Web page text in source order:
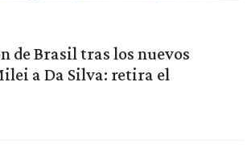
de Brasil tras los nuevos
a Da Silva: retira el